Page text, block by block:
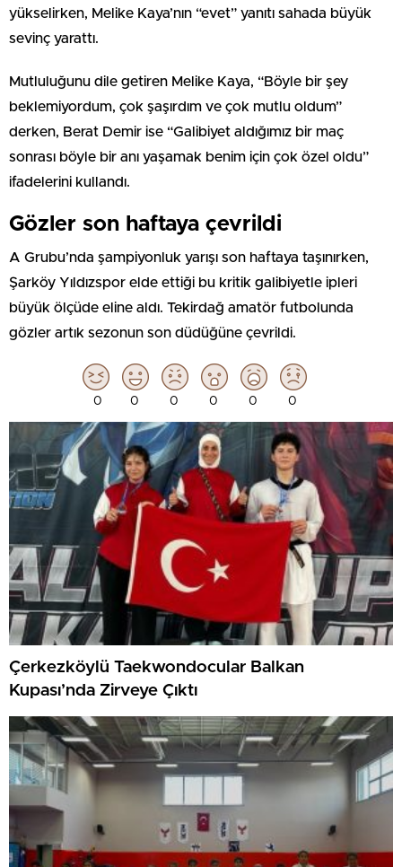
yükselirken, Melike Kaya’nın “evet” yanıtı sahada büyük
sevinç yarattı.
Mutluluğunu dile getiren Melike Kaya, “Böyle bir şey
beklemiyordum, çok şaşırdım ve çok mutlu oldum”
derken, Berat Demir ise “Galibiyet aldığımız bir maç
sonrası böyle bir anı yaşamak benim için çok özel oldu”
ifadelerini kullandı.
Gözler son haftaya çevrildi
A Grubu’nda şampiyonluk yarışı son haftaya taşınırken,
Şarköy Yıldızspor elde ettiği bu kritik galibiyetle ipleri
büyük ölçüde eline aldı. Tekirdağ amatör futbolunda
gözler artık sezonun son düdüğüne çevrildi.
0 0 0 0 0 0
Çerkezköylü Taekwondocular Balkan
Kupası’nda Zirveye Çıktı